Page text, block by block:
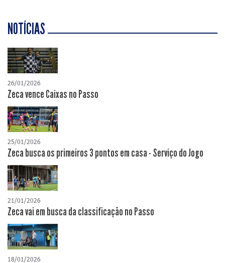
NOTÍCIAS
26/01/2026
Zeca vence Caixas no Passo
25/01/2026
Zeca busca os primeiros 3 pontos em casa - Serviço do Jogo
21/01/2026
Zeca vai em busca da classificação no Passo
18/01/2026